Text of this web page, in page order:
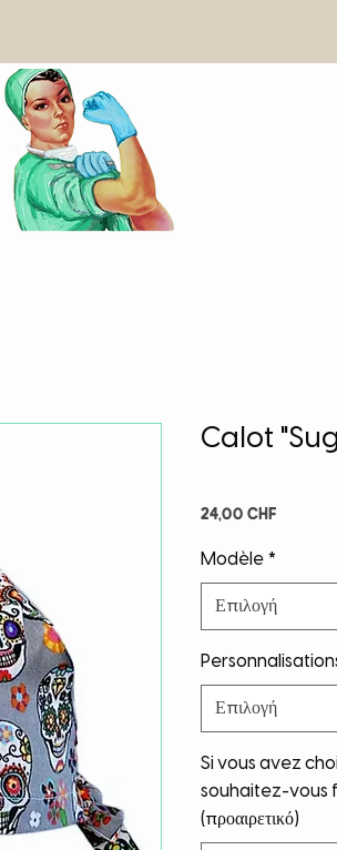
Calot
24,00 CHF
Modèle *
Επιλογή
Επιλογή
Si vous avez
souhaitez-vous
(προαιρετικό)